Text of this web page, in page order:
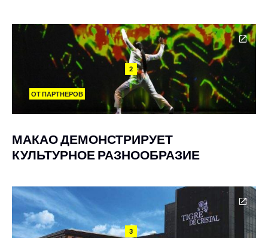
2
ОТ ПАРТНЕРОВ
МАКАО ДЕМОНСТРИРУЕТ
КУЛЬТУРНОЕ РАЗНООБРАЗИЕ
3